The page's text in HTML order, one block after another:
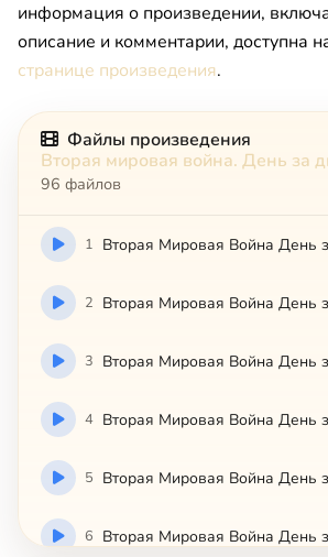
информация о произведении,
описание и комментарии, доступна
странице произведения.
Файлы произведения
Вторая мировая война. День за
96 файлов
1 Вторая Мировая Война День
2 Вторая Мировая Война День
3 Вторая Мировая Война День
4 Вторая Мировая Война День
5 Вторая Мировая Война День
6 Вторая Мировая Война День